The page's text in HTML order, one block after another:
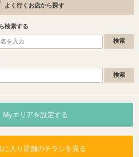
よく行くお店から探す
検索する
Myエリアを設定する
に入り店舗のチラシを見る